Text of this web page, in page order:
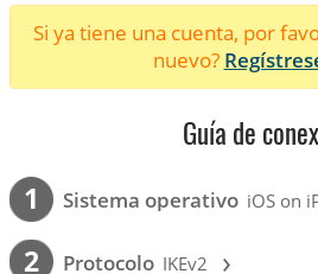
Si ya tiene una cuenta, por
nuevo?
Guía de
1 Sistema operativo iOS on
2 Protocolo IKEv2 ›